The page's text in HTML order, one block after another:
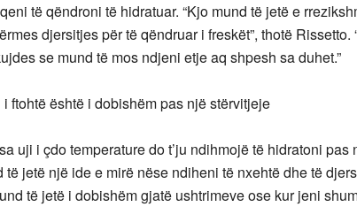
të qëndroni të hidratuar. “Kjo mund të jetë e
djersitjes për të qëndruar i freskët”, thotë
se mund të mos ndjeni etje aq shpesh sa duhet.”
i ftohtë është i dobishëm pas një stërvitjeje
uji i çdo temperature do t’ju ndihmojë të hidratoni
të jetë një ide e mirë nëse ndiheni të nxehtë dhe të
të jetë i dobishëm gjatë ushtrimeve ose kur jeni